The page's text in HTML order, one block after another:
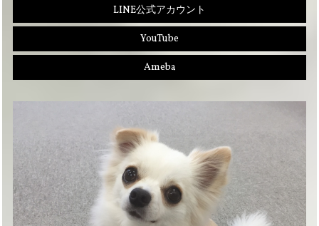
LINE公式アカウント
YouTube
Ameba